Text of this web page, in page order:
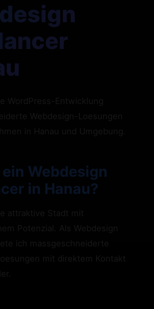
Webdesign
in Hanau?